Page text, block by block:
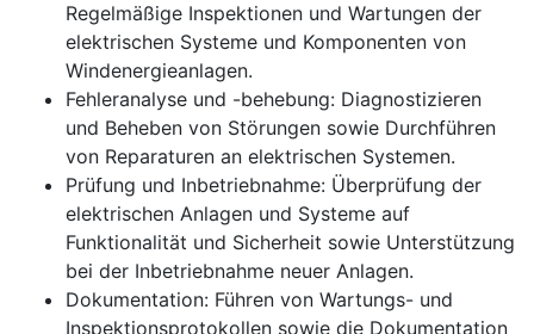
Regelmäßige Inspektionen und Wartungen der
elektrischen Systeme und Komponenten von
Windenergieanlagen.
Fehleranalyse und -behebung: Diagnostizieren
und Beheben von Störungen sowie Durchführen
von Reparaturen an elektrischen Systemen.
Prüfung und Inbetriebnahme: Überprüfung der
elektrischen Anlagen und Systeme auf
Funktionalität und Sicherheit sowie Unterstützung
bei der Inbetriebnahme neuer Anlagen.
Dokumentation: Führen von Wartungs- und
Inspektionsprotokollen sowie die Dokumentation